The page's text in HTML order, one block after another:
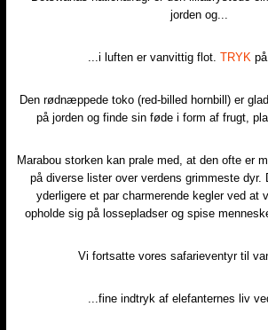
jorden og...
...i luften er vanvittig flot. TRYK
Den rødnæppede toko (red-billed hornbill) er
på jorden og finde sin føde i form af frugt,
Marabou storken kan prale med, at den ofte er
på diverse lister over verdens grimmeste
yderligere et par charmerende kegler ved at
opholde sig på lossepladser og spise
Vi fortsatte vores safarieventyr til
...fine indtryk af elefanternes liv